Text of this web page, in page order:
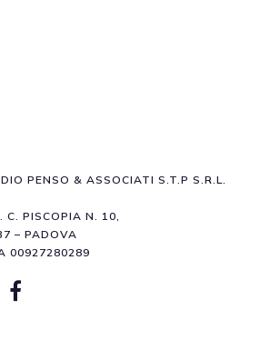
PENSO & ASSOCIATI S.T.P S.R.L.
C. PISCOPIA N. 10,
– PADOVA
00927280289